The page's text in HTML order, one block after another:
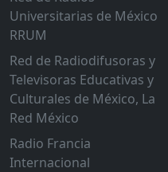
Universitarias de México
RRUM
Red de Radiodifusoras y
Televisoras Educativas y
Culturales de México, La
Red México
Radio Francia
Internacional